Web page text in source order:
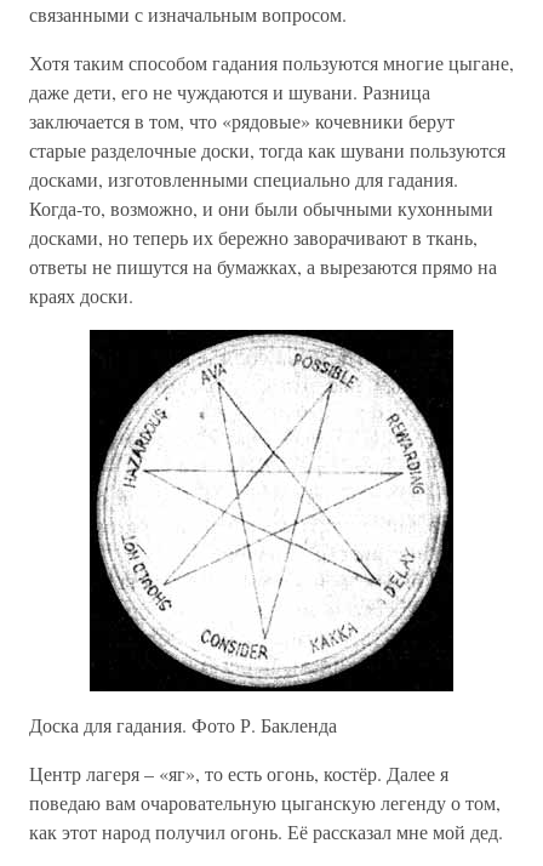
связанными с изначальным вопросом.
Хотя таким способом гадания пользуются многие цыгане,
даже дети, его не чуждаются и шувани. Разница
заключается в том, что «рядовые» кочевники берут
старые разделочные доски, тогда как шувани пользуются
досками, изготовленными специально для гадания.
Когда-то, возможно, и они были обычными кухонными
досками, но теперь их бережно заворачивают в ткань,
ответы не пишутся на бумажках, а вырезаются прямо на
краях доски.
Доска для гадания. Фото Р. Бакленда
Центр лагеря – «яг», то есть огонь, костёр. Далее я
поведаю вам очаровательную цыганскую легенду о том,
как этот народ получил огонь. Её рассказал мне мой дед.